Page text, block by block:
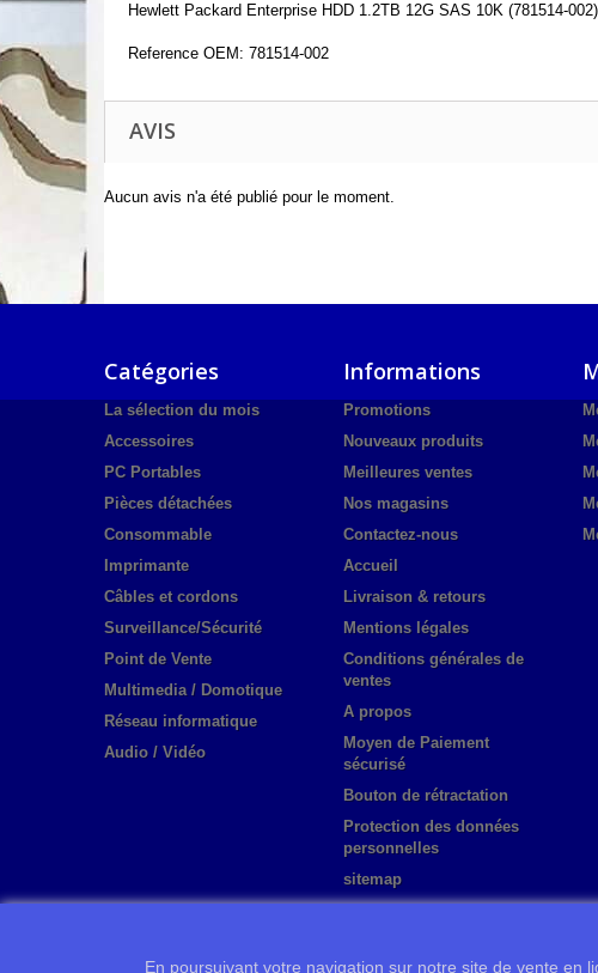
Hewlett Packard Enterprise HDD 1.2TB 12G SAS 10K (781514-
Reference OEM: 781514-002
AVIS
Aucun avis n'a été publié pour le moment.
Catégories
La sélection du mois
Accessoires
PC Portables
Pièces détachées
Consommable
Imprimante
Câbles et cordons
Surveillance/Sécurité
Point de Vente
Multimedia / Domotique
Réseau informatique
Audio / Vidéo
Informations
Promotions
Nouveaux produits
Meilleures ventes
Nos magasins
Contactez-nous
Accueil
Livraison & retours
Mentions légales
Conditions générales de
ventes
A propos
Moyen de Paiement
sécurisé
Bouton de rétractation
Protection des données
personnelles
sitemap
En poursuivant votre navigation sur notre site de vente en